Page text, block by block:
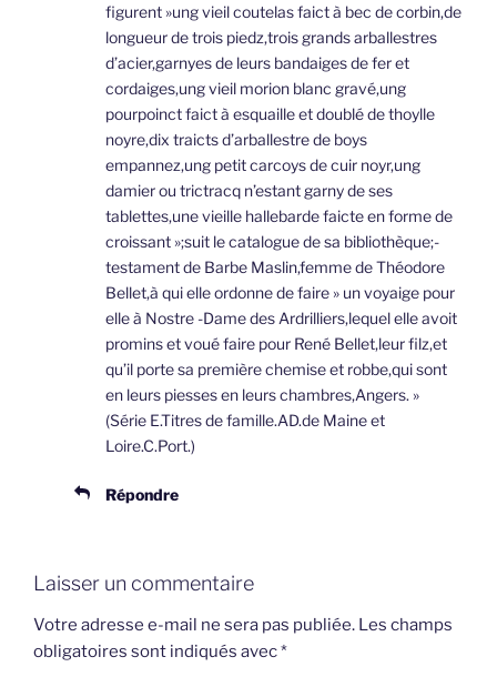
figurent »ung vieil coutelas faict à bec de corbin,de
longueur de trois piedz,trois grands arballestres
d’acier,garnyes de leurs bandaiges de fer et
cordaiges,ung vieil morion blanc gravé,ung
pourpoinct faict à esquaille et doublé de thoylle
noyre,dix traicts d’arballestre de boys
empannez,ung petit carcoys de cuir noyr,ung
damier ou trictracq n’estant garny de ses
tablettes,une vieille hallebarde faicte en forme de
croissant »;suit le catalogue de sa bibliothèque;-
testament de Barbe Maslin,femme de Théodore
Bellet,à qui elle ordonne de faire » un voyaige pour
elle à Nostre -Dame des Ardrilliers,lequel elle avoit
promins et voué faire pour René Bellet,leur filz,et
qu’il porte sa première chemise et robbe,qui sont
en leurs piesses en leurs chambres,Angers. »
(Série E.Titres de famille.AD.de Maine et
Loire.C.Port.)
Répondre
Laisser un commentaire
Votre adresse e-mail ne sera pas publiée. Les champs
obligatoires sont indiqués avec*